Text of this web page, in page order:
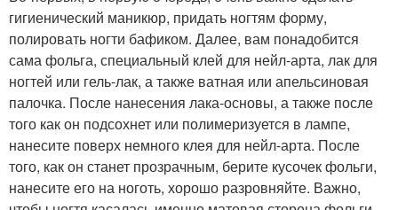
гигиенический маникюр, придать ногтям форму,
полировать ногти бафиком. Далее, вам понадобится
сама фольга, специальный клей для нейл-арта, лак для
ногтей или гель-лак, а также ватная или апельсиновая
палочка. После нанесения лака-основы, а также после
того как он подсохнет или полимеризуется в лампе,
нанесите поверх немного клея для нейл-арта. После
того, как он станет прозрачным, берите кусочек фольги,
нанесите его на ноготь, хорошо разровняйте. Важно,